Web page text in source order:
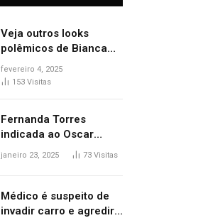
Veja outros looks
polêmicos de Bianca
Censori, esposa de
Kanye West que
fevereiro 4, 2025
153 Visitas
Fernanda Torres
indicada ao Oscar
2025: veja as
janeiro 23, 2025 73 Visitas
Médico é suspeito de
invadir carro e agredir